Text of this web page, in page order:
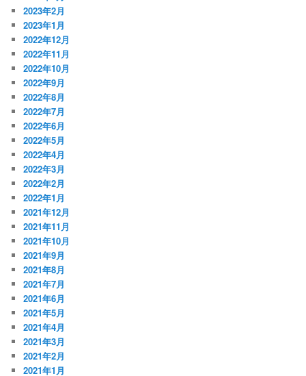
2023年2月
2023年1月
2022年12月
2022年11月
2022年10月
2022年9月
2022年8月
2022年7月
2022年6月
2022年5月
2022年4月
2022年3月
2022年2月
2022年1月
2021年12月
2021年11月
2021年10月
2021年9月
2021年8月
2021年7月
2021年6月
2021年5月
2021年4月
2021年3月
2021年2月
2021年1月